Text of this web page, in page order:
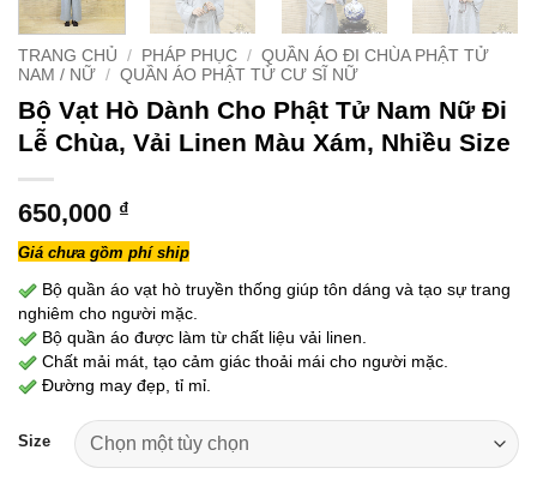
TRANG CHỦ / PHÁP PHỤC / QUẦN ÁO ĐI CHÙA PHẬT TỬ
NAM / NỮ / QUẦN ÁO PHẬT TỬ CƯ SĨ NỮ
Bộ Vạt Hò Dành Cho Phật Tử Nam Nữ Đi
Lễ Chùa, Vải Linen Màu Xám, Nhiều Size
650,000 ₫
Giá chưa gồm phí ship
Bộ quần áo vạt hò truyền thống giúp tôn dáng và tạo sự trang
nghiêm cho người mặc.
Bộ quần áo được làm từ chất liệu vải linen.
Chất mải mát, tạo cảm giác thoải mái cho người mặc.
Đường may đẹp, tỉ mỉ.
Size